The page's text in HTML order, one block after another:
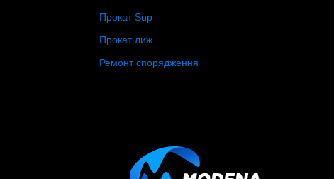
Прокат Sup
Прокат лиж
Ремонт спорядження